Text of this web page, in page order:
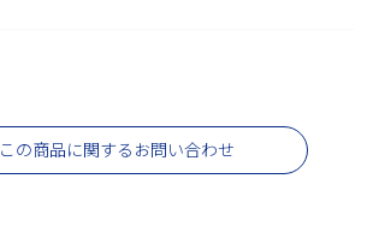
この商品に関するお問い合わせ